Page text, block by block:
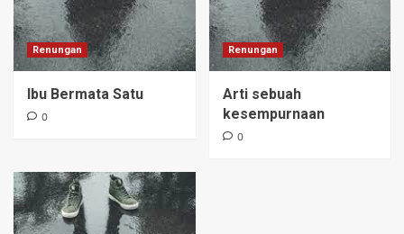
Renungan
Ibu Bermata Satu
0
Renungan
Arti sebuah
kesempurnaan
0